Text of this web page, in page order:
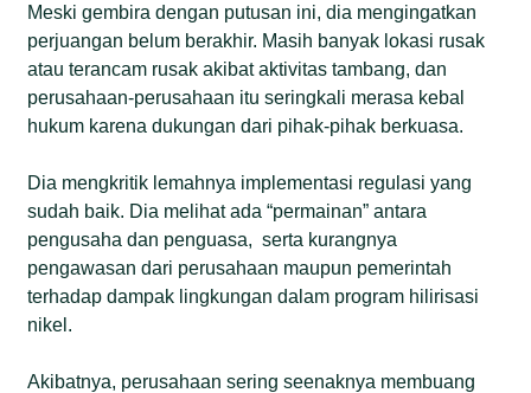
Meski gembira dengan putusan ini, dia mengingatkan
perjuangan belum berakhir. Masih banyak lokasi rusak
atau terancam rusak akibat aktivitas tambang, dan
perusahaan-perusahaan itu seringkali merasa kebal
hukum karena dukungan dari pihak-pihak berkuasa.
Dia mengkritik lemahnya implementasi regulasi yang
sudah baik. Dia melihat ada “permainan” antara
pengusaha dan penguasa, serta kurangnya
pengawasan dari perusahaan maupun pemerintah
terhadap dampak lingkungan dalam program hilirisasi
nikel.
Akibatnya, perusahaan sering seenaknya membuang